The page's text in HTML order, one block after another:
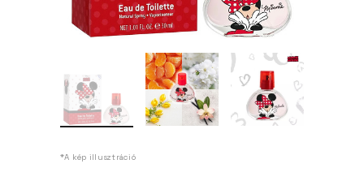
*A kép illusztráció